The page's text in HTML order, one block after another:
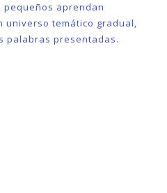
aprendan
universo temático gradual,
palabras presentadas.